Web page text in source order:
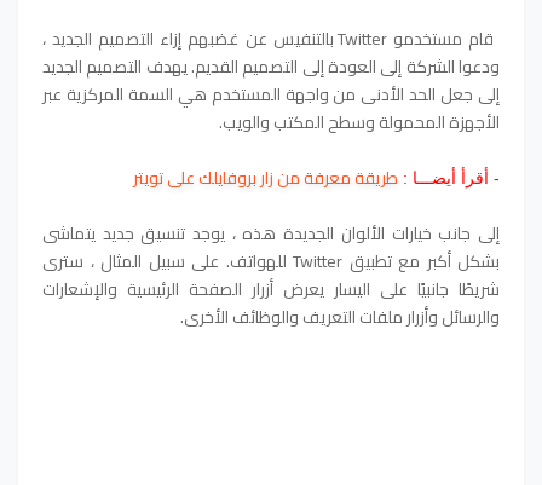
قام مستخدمو Twitter بالتنفيس عن غضبهم إزاء التصميم الجديد ،
ودعوا الشركة إلى العودة إلى التصميم القديم. يهدف التصميم الجديد
إلى جعل الحد الأدنى من واجهة المستخدم هي السمة المركزية عبر
الأجهزة المحمولة وسطح المكتب والويب.
- أقرأ أيضـــا : طريقة معرفة من زار بروفايلك على تويتر
إلى جانب خيارات الألوان الجديدة هذه ، يوجد تنسيق جديد يتماشى
بشكل أكبر مع تطبيق Twitter للهواتف. على سبيل المثال ، سترى
شريطًا جانبيًا على اليسار يعرض أزرار الصفحة الرئيسية والإشعارات
والرسائل وأزرار ملفات التعريف والوظائف الأخرى.